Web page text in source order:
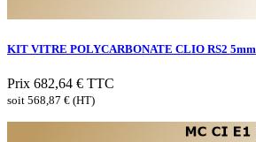
KIT VITRE POLYCARBONATE CLIO RS2 5mm
Prix 682,64 € TTC
soit 568,87 € (HT)